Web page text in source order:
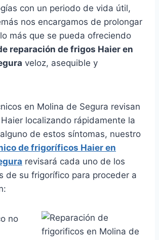
con un periodo de vida útil,
nos encargamos de prolongar
más que se pueda ofreciendo
reparación de frigos Haier en
veloz, asequible y
en Molina de Segura revisan
localizando rápidamente la
de estos síntomas, nuestro
de frigoríficos Haier en
revisará cada uno de los
de su frigorífico para proceder a
no